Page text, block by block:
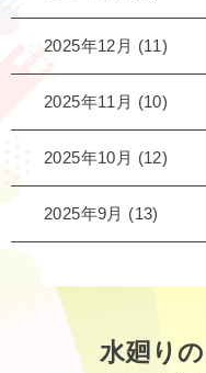
2025年12月 (11)
2025年11月 (10)
2025年10月 (12)
2025年9月 (13)
水廻り